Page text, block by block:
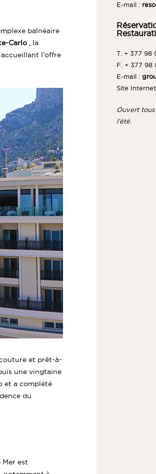
balnéaire
Carlo , la
l’offre
et prêt-à-
une vingtaine
et a complété
du
est
E-mail :
T. + 377 98
F. + 377 98
E-mail :
Site
Ouvert tous
l’été.